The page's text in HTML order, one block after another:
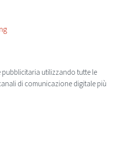
utilizzando tutte le
di comunicazione digitale più